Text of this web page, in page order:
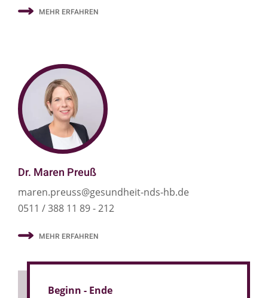
MEHR ERFAHREN
Dr. Maren Preuß
maren.preuss@gesundheit-nds-hb.de
0511 / 388 11 89 - 212
MEHR ERFAHREN
Beginn - Ende